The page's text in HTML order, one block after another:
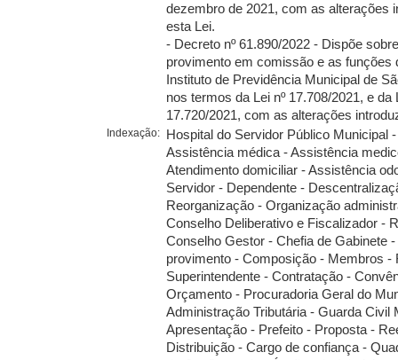
dezembro de 2021, com as alterações
esta Lei.
- Decreto nº 61.890/2022 - Dispõe
provimento em comissão e as funções
Instituto de Previdência Municipal de
nos termos da Lei nº 17.708/2021, e da
17.720/2021, com as alterações
Indexação:
Hospital do Servidor Público Municipal
Assistência médica - Assistência
Atendimento domiciliar - Assistência
Servidor - Dependente -
Reorganização - Organização
Conselho Deliberativo e Fiscalizador -
Conselho Gestor - Chefia de Gabinete
provimento - Composição - Membros -
Superintendente - Contratação -
Orçamento - Procuradoria Geral do
Administração Tributária - Guarda Civil
Apresentação - Prefeito - Proposta -
Distribuição - Cargo de confiança -